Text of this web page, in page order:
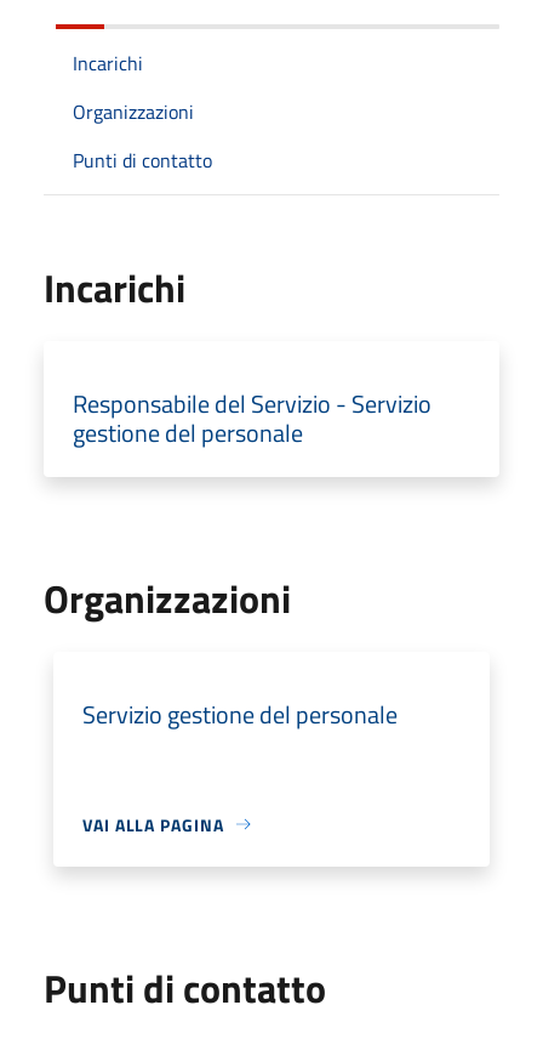
Incarichi
Organizzazioni
Punti di contatto
Incarichi
Responsabile del Servizio - Servizio
gestione del personale
Organizzazioni
Servizio gestione del personale
VAI ALLA PAGINA
Punti di contatto